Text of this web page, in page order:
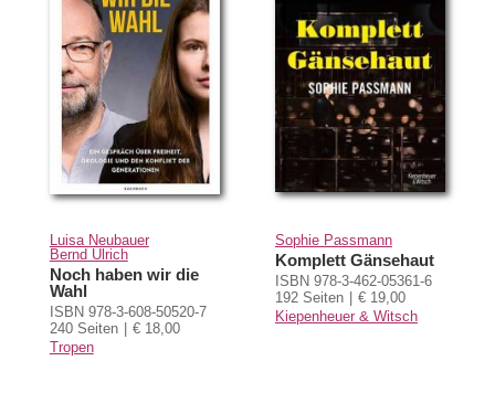
Luisa Neubauer
Bernd Ulrich
Noch haben wir die
Wahl
ISBN 978-3-608-50520-7
240 Seiten
€ 18,00
Tropen
Sophie Passmann
Komplett Gänsehaut
ISBN 978-3-462-05361-6
192 Seiten
€ 19,00
Kiepenheuer & Witsch